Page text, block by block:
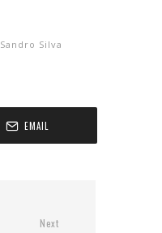
Sandro Silva
EMAIL
Next